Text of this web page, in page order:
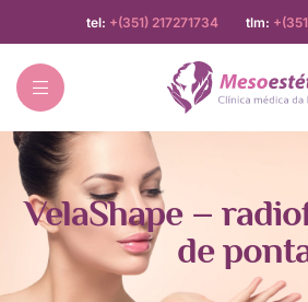
tel: +(351) 217271734 tlm:
VelaShape –
de